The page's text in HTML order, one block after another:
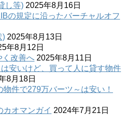
し等) 2025年8月16日
の規定に沿ったバーチャルオフ
) 2025年8月13日
年8月12日
く改善へ 2025年8月11日
安いけど、買って人に貸す物件
8月18日
件で279万バーツ～は安い！
カオマンガイ 2024年7月21日